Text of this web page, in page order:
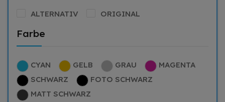
ALTERNATIV ORIGINAL
Farbe
CYAN GELB GRAU
MAGENTA
SCHWARZ
FOTO SCHWARZ
MATT SCHWARZ